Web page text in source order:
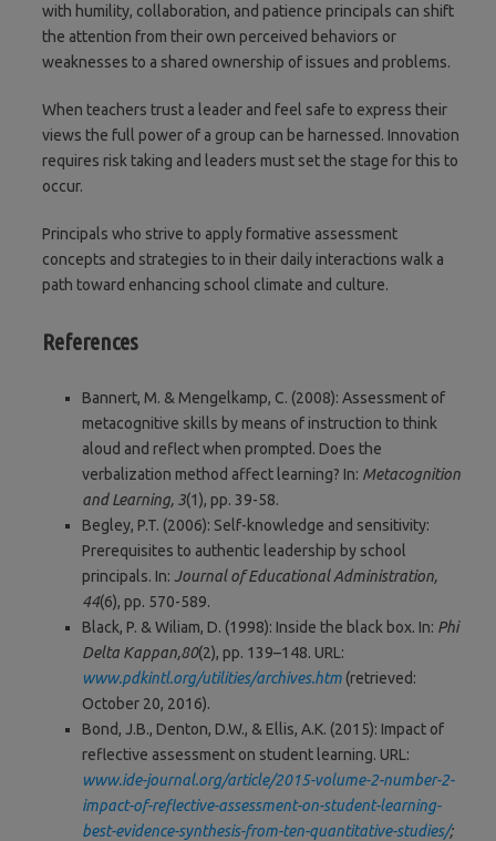
with humility, collaboration, and patience principals can shift
the attention from their own perceived behaviors or
weaknesses to a shared ownership of issues and problems.
When teachers trust a leader and feel safe to express their
views the full power of a group can be harnessed. Innovation
requires risk taking and leaders must set the stage for this to
occur.
Principals who strive to apply formative assessment
concepts and strategies to in their daily interactions walk a
path toward enhancing school climate and culture.
References
Bannert, M. & Mengelkamp, C. (2008): Assessment of
metacognitive skills by means of instruction to think
aloud and reflect when prompted. Does the
verbalization method affect learning? In: Metacognition
and Learning, 3(1), pp. 39-58.
Begley, P.T. (2006): Self-knowledge and sensitivity:
Prerequisites to authentic leadership by school
principals. In: Journal of Educational Administration,
44(6), pp. 570-589.
Black, P. & Wiliam, D. (1998): Inside the black box. In: Phi
Delta Kappan,80(2), pp. 139–148. URL:
www.pdkintl.org/utilities/archives.htm (retrieved:
October 20, 2016).
Bond, J.B., Denton, D.W., & Ellis, A.K. (2015): Impact of
reflective assessment on student learning. URL:
www.ide-journal.org/article/2015-volume-2-number-2-
impact-of-reflective-assessment-on-student-learning-
best-evidence-synthesis-from-ten-quantitative-studies/;